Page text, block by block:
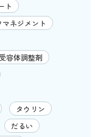
ト
マネジメント
容体調整剤
タウリン
だるい